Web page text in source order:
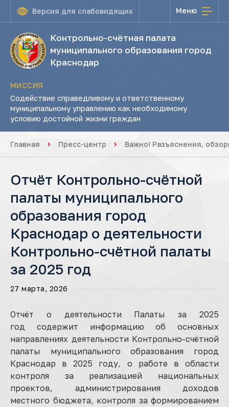
Версия для слабовидящих Меню
Контрольно-счётная палата
муниципального образования город
Краснодар
МИССИЯ
Содействие справедливому и ответственному
муниципальному управлению как необходимому
условию достойной жизни граждан
Главная Пресс-центр Важно! Разъяснения,
Отчёт Контрольно-счётной
палаты муниципального
образования город
Краснодар о деятельности
Контрольно-счётной палаты
за 2025 год
27 марта, 2026
Отчёт о деятельности Палаты за 2025
год содержит информацию об основных
направлениях деятельности Контрольно-счётной
палаты муниципального образования город
Краснодар в 2025 году, о работе в области
контроля за реализацией национальных
проектов, администрирования доходов
местного бюджета, контроля за формированием